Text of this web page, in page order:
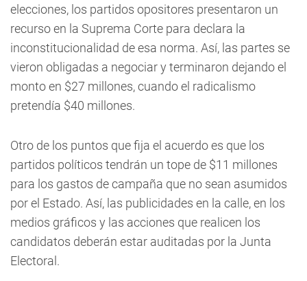
elecciones, los partidos opositores presentaron un
recurso en la Suprema Corte para declara la
inconstitucionalidad de esa norma. Así, las partes se
vieron obligadas a negociar y terminaron dejando el
monto en $27 millones, cuando el radicalismo
pretendía $40 millones.
Otro de los puntos que fija el acuerdo es que los
partidos políticos tendrán un tope de $11 millones
para los gastos de campaña que no sean asumidos
por el Estado. Así, las publicidades en la calle, en los
medios gráficos y las acciones que realicen los
candidatos deberán estar auditadas por la Junta
Electoral.